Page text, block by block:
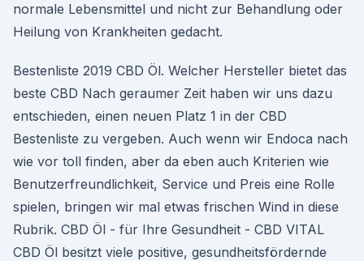
normale Lebensmittel und nicht zur Behandlung oder
Heilung von Krankheiten gedacht.
Bestenliste 2019 CBD Öl. Welcher Hersteller bietet das
beste CBD Nach geraumer Zeit haben wir uns dazu
entschieden, einen neuen Platz 1 in der CBD
Bestenliste zu vergeben. Auch wenn wir Endoca nach
wie vor toll finden, aber da eben auch Kriterien wie
Benutzerfreundlichkeit, Service und Preis eine Rolle
spielen, bringen wir mal etwas frischen Wind in diese
Rubrik. CBD Öl - für Ihre Gesundheit - CBD VITAL
CBD Öl besitzt viele positive, gesundheitsfördernde